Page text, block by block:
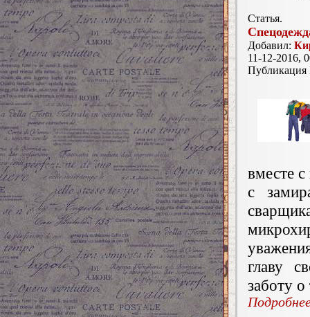
Статья.
Добавил:
11-12-2016,
вместе
с
главу
заботу